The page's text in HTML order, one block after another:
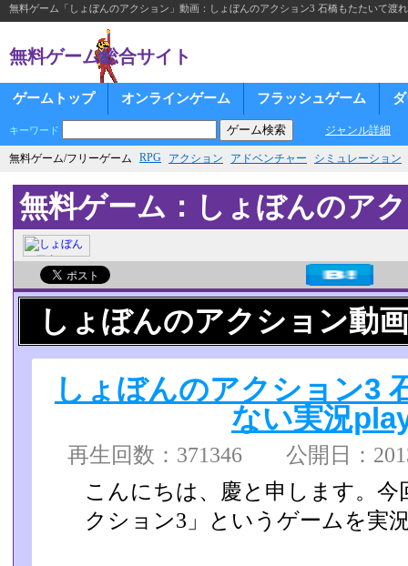
無料ゲーム「しょぼんのアクション」動画：しょぼんのアクション3 石橋もたたいて渡
無料ゲーム総合サイト
ゲームトップ オンラインゲーム フラッシュゲーム
キーワード ジャンル詳細
無料ゲーム/フリーゲーム RPG アクション アドベンチャー シミュレーション
無料ゲーム：しょぼんのア
しょぼんのアクション動画
しょぼんのアクション3
ない実況
再生回数：371346 公開日：
こんにちは、慶と申します。
クション3」というゲームを実